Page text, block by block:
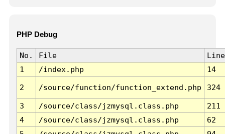
PHP Debug
No. File
Line
1
/index.php 14
2 /source/function/function_extend.php 324
3 /source/class/jzmysql.class.php
211
4
/source/class/jzmysql.class.php
62